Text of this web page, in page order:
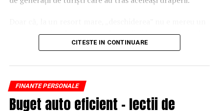
În 2018, cifra acestora s-a ridicat la peste 3,4 milioane.
angajatului, la care se adaugă cel puţin un loc de muncă
suplimentar.
moment unic, clar, ca tăiatul panglicii la un magazin de
cartier. Aici lucrurile se întind, se așază, se ajustează, iar
scurge luni bune. De aceea, merită să punem datele pe
masă, dar și să le traducem în ceva mai omenesc, adică
în senzația concretă de noutate.
CITESTE IN CONTINUARE
FINANTE PERSONALE
Buget auto eficient – lectii de